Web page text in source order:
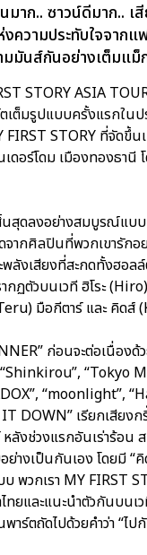
าก.. ซาวน์ดีมาก.. เ
ความประทับใจจาก
มมันส์กันอย่างเต็มแม็
STORY ASIA
เต็มรูปแบบครั้งแรกในป
STORY ที่จัดขึ้น
ดอร์โดม เมืองทองธานี
นสุดลงอย่างสมบูรณ์แบ
ากศิลปินที่พวกเขารักอ
พลังเสียงที่สะกดทั้งฮอ
กฏตัวบนเวที ฮิโระ
มือกีตาร์ และ คิดส์
ก่อนจะต่อเนื่องด้
“Tokyo
“moonlight”,
DOWN” เรียกเสียงก
ลังช่วงแรกอันเร่าร้อน
ย่างเป็นกันเอง โดยมี “
พวกเรา MY FIRST
ทยและแนะนำตัวกันบนเ
ร์ตถัดไปด้วยคำว่า “ไปกั